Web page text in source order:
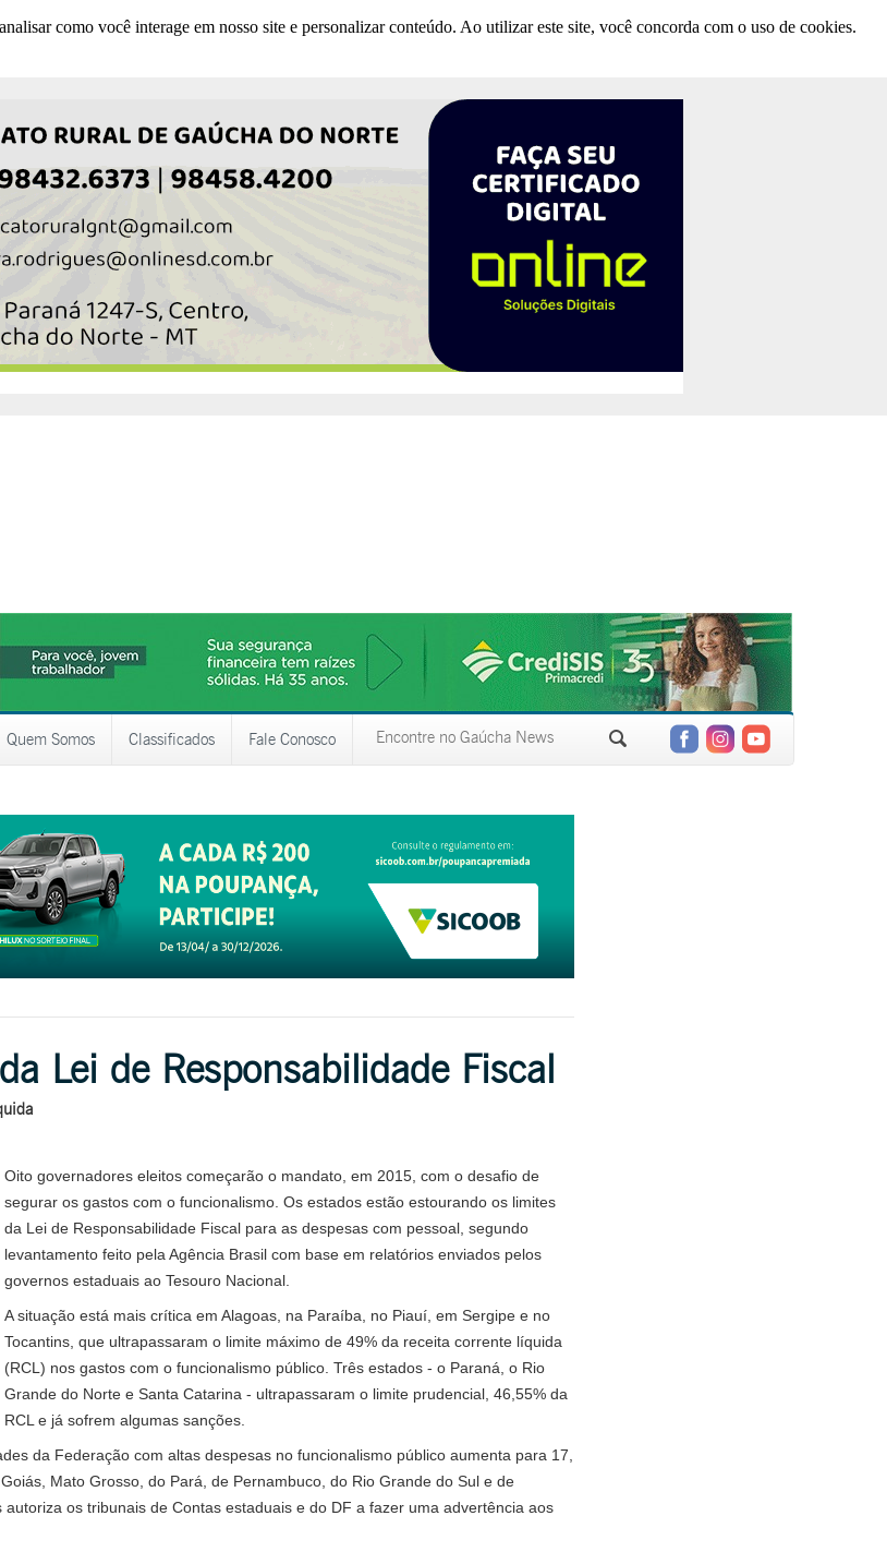
como você interage em nosso site e personalizar conteúdo. Ao utilizar este site, você concorda com o uso de cookies.
Quem Somos Classificados Fale Conosco
Lei de Responsabilidade Fiscal
Oito governadores eleitos começarão o mandato, em 2015, com o desafio de
segurar os gastos com o funcionalismo. Os estados estão estourando os limites
da Lei de Responsabilidade Fiscal para as despesas com pessoal, segundo
levantamento feito pela Agência Brasil com base em relatórios enviados pelos
governos estaduais ao Tesouro Nacional.
A situação está mais crítica em Alagoas, na Paraíba, no Piauí, em Sergipe e no
Tocantins, que ultrapassaram o limite máximo de 49% da receita corrente líquida
(RCL) nos gastos com o funcionalismo público. Três estados - o Paraná, o Rio
Grande do Norte e Santa Catarina - ultrapassaram o limite prudencial, 46,55% da
RCL e já sofrem algumas sanções.
da Federação com altas despesas no funcionalismo público aumenta para 17,
Mato Grosso, do Pará, de Pernambuco, do Rio Grande do Sul e de
os tribunais de Contas estaduais e do DF a fazer uma advertência aos